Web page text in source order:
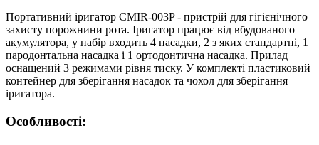
Портативний іригатор CMIR-003P - пристрій для гігієнічного
захисту порожнини рота. Іригатор працює від вбудованого
акумулятора, у набір входить 4 насадки, 2 з яких стандартні, 1
пародонтальна насадка і 1 ортодонтична насадка. Прилад
оснащений 3 режимами рівня тиску. У комплекті пластиковий
контейнер для зберігання насадок та чохол для зберігання
іригатора.
Особливості: